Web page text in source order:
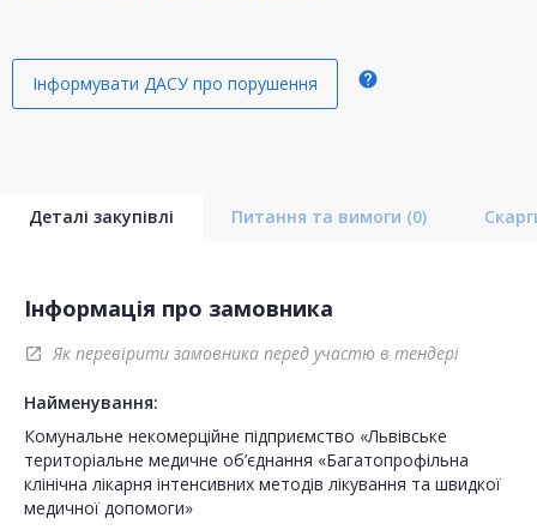
Інформувати ДАСУ про порушення help
Деталі закупівлі Питання та вимоги (0)
Інформація про замовника
open_in_new Як перевірити замовника перед участю в тендері
Найменування:
Комунальне некомерційне підприємство «Львівське
територіальне медичне об’єднання «Багатопрофільна
клінічна лікарня інтенсивних методів лікування та швидкої
медичної допомоги»